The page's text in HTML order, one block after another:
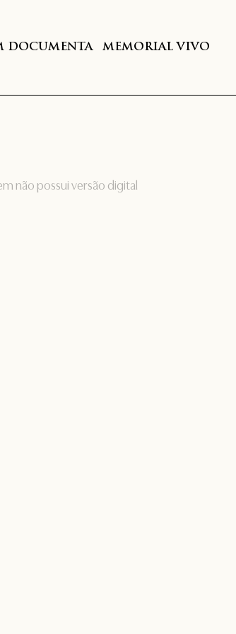
DOCUMENTA MEMORIAL VIVO
não possui versão digital